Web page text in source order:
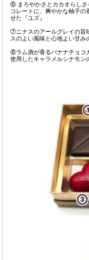
⑥ まろやかさとカカオらしさ
コレートに、爽やかな柚子
せた『ユズ』
⑦ニナスのアールグレイの旨
スのよい風味と心地よい甘み
⑧ラム酒が香るバナナチョコ
使用したキャラメルシナモン